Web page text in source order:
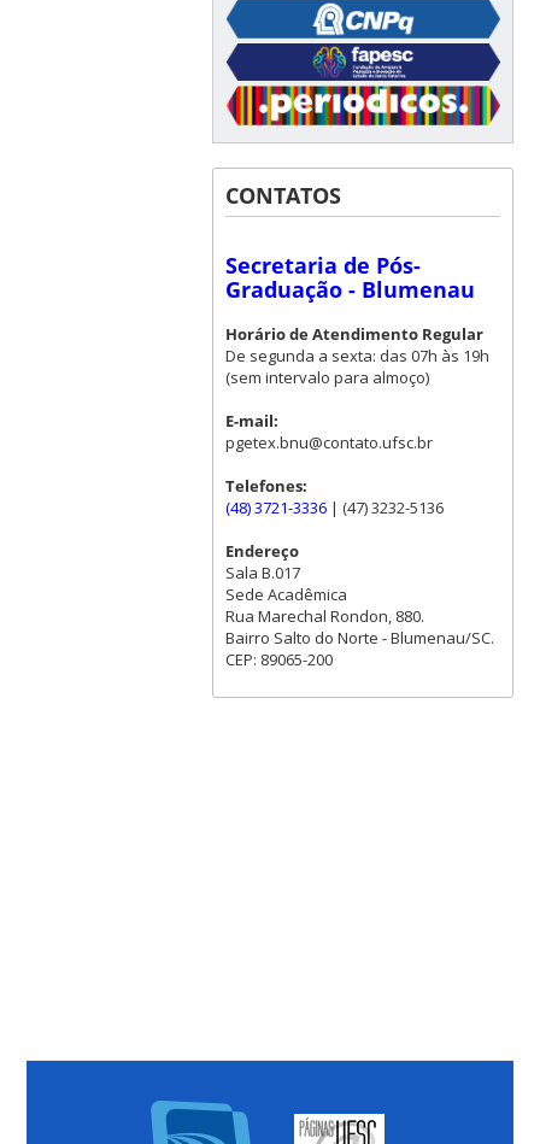
CONTATOS
Secretaria de Pós-
Graduação - Blumenau
Horário de Atendimento Regular
De segunda a sexta: das 07h às 19h
(sem intervalo para almoço)
E-mail:
pgetex.bnu@contato.ufsc.br
Telefones:
(48) 3721-3336| (47) 3232-5136
Endereço
Sala B.017
Sede Acadêmica
Rua Marechal Rondon, 880.
Bairro Salto do Norte - Blumenau/SC.
CEP: 89065-200